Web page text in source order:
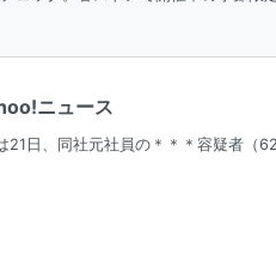
ニュース
日、同社元社員の＊＊＊容疑者（